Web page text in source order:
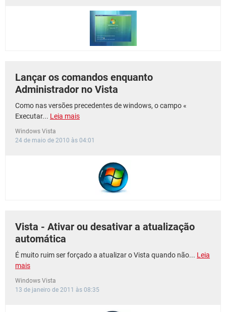
Lançar os comandos enquanto
Administrador no Vista
Como nas versões precedentes de windows, o campo «
Executar... Leia mais
Windows Vista
24 de maio de 2010 às 04:01
Vista - Ativar ou desativar a atualização
automática
É muito ruim ser forçado a atualizar o Vista quando não... Leia
mais
Windows Vista
13 de janeiro de 2011 às 08:35